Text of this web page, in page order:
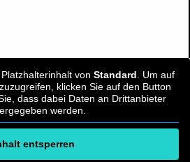
von Standard . Um auf
klicken Sie auf den Button
dass dabei Daten an Drittanbieter
werden.
entsperren